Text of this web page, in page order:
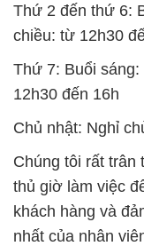
Thứ 2 đến thứ 6:
chiều: từ 12h30
Thứ 7: Buổi
12h30 đến 16h
Chủ nhật: Nghỉ
Chúng tôi rất trân
thủ giờ làm việc
khách hàng và
nhất của nhân